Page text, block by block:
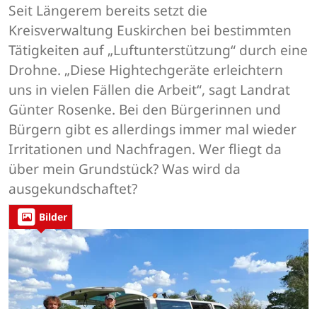
Seit Längerem bereits setzt die
Kreisverwaltung Euskirchen bei bestimmten
Tätigkeiten auf „Luftunterstützung“ durch eine
Drohne. „Diese Hightechgeräte erleichtern
uns in vielen Fällen die Arbeit“, sagt Landrat
Günter Rosenke. Bei den Bürgerinnen und
Bürgern gibt es allerdings immer mal wieder
Irritationen und Nachfragen. Wer fliegt da
über mein Grundstück? Was wird da
ausgekundschaftet?
Bilder